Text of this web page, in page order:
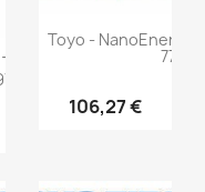
- 225/55 R17
Toyo - NanoEnergy 3
77T
106,27 €